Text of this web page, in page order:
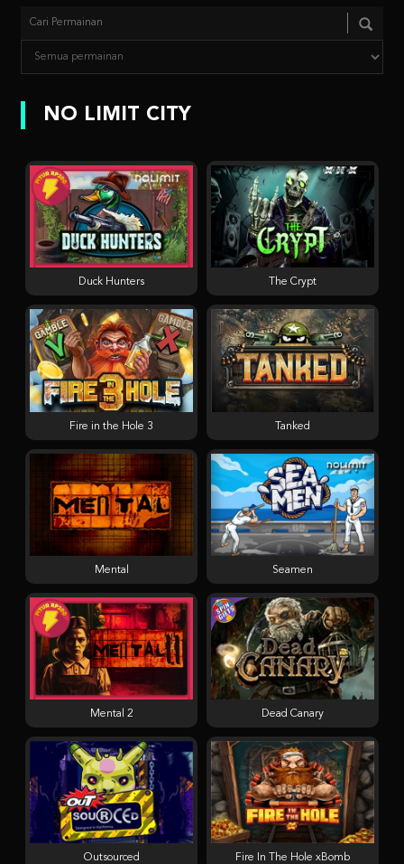
NO LIMIT CITY
Seamen
Duck Hunters
Fire in the Hole 3
Mental 2
Mental
The Crypt
Outsourced
Tanked
Fire In The Hole xBomb
Dead Canary